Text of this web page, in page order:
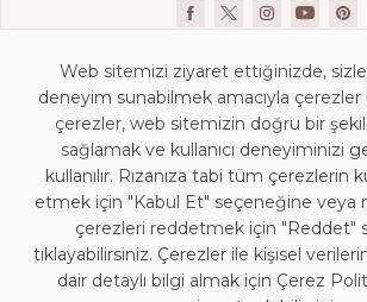
İletişim Bilgileri
KVKK Aydınlatma Beyanı
Mağaza Aydınlatma Beyanı
Kişisel Veri Saklama ve İmha
Web sitemizi ziyaret ettiğinizde,
deneyim sunabilmek amacıyla çerezler
çerezler, web sitemizin doğru bir
sağlamak ve kullanıcı deneyiminizi
kullanılır. Rızanıza tabi tüm çerezlerin
etmek için "Kabul Et" seçeneğine veya
çerezleri reddetmek için "Reddet"
tıklayabilirsiniz. Çerezler ile kişisel
dair detaylı bilgi almak için Çerez